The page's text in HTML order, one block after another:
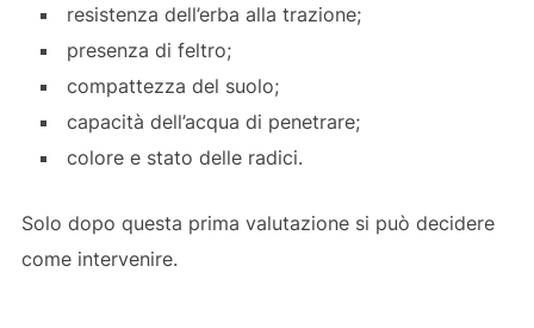
resistenza dell’erba alla trazione;
presenza di feltro;
compattezza del suolo;
capacità dell’acqua di penetrare;
colore e stato delle radici.
Solo dopo questa prima valutazione si può decidere
come intervenire.